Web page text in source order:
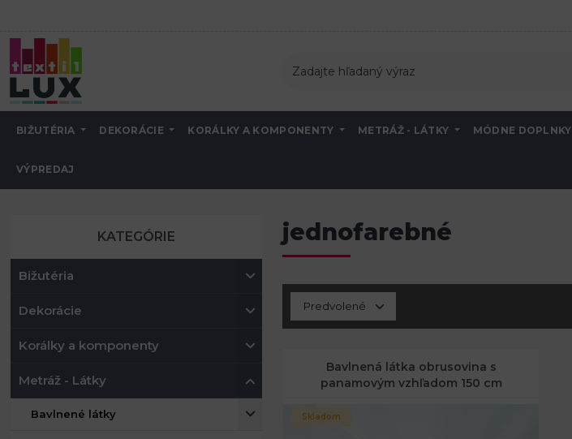
BIŽUTÉRIA DEKORÁCIE KORÁLKY A KOMPONENTY METRÁŽ - LÁTKY MÓDNE DOPLNKY
VÝPREDAJ
Úvod Metráž - Látky
KATEGÓRIE
Bižutéria
Dekorácie
Korálky a komponenty
Metráž - Látky
Bavlnené látky
jednofarebné
Bavlnená látka obrusovina s
panamovým vzhľadom 150 cm
Skladom